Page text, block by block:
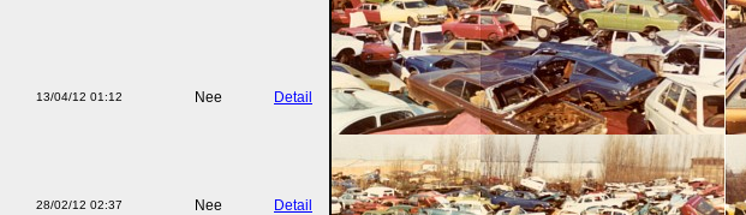
13/04/12 01:12 Nee Detail
28/02/12 02:37 Nee Detail